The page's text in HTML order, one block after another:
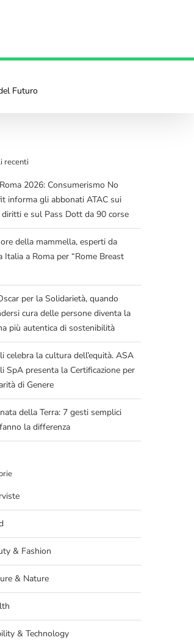
Futuro
recenti
2026: Consumerismo No
informa gli abbonati ATAC sui
e sul Pass Dott da 90 corse
della mammella, esperti da
Italia a Roma per “Rome Breast
per la Solidarietà, quando
cura delle persone diventa la
più autentica di sostenibilità
celebra la cultura dell’equità. ASA
SpA presenta la Certificazione per
di Genere
della Terra: 7 gesti semplici
la differenza
& Fashion
& Nature
& Technology